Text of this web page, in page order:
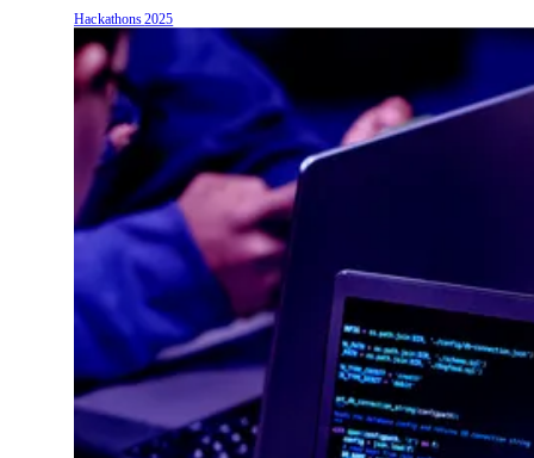
Hackathons2025